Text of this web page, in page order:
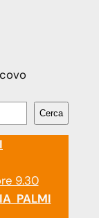
Cerca
9.30
PALMI